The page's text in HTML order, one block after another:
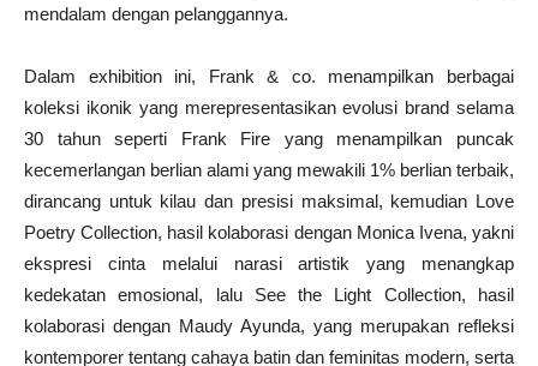
mendalam dengan pelanggannya.
Dalam exhibition ini, Frank & co. menampilkan berbagai
koleksi ikonik yang merepresentasikan evolusi brand selama
30 tahun seperti Frank Fire yang menampilkan puncak
kecemerlangan berlian alami yang mewakili 1% berlian terbaik,
dirancang untuk kilau dan presisi maksimal, kemudian Love
Poetry Collection, hasil kolaborasi dengan Monica Ivena, yakni
ekspresi cinta melalui narasi artistik yang menangkap
kedekatan emosional, lalu See the Light Collection, hasil
kolaborasi dengan Maudy Ayunda, yang merupakan refleksi
kontemporer tentang cahaya batin dan feminitas modern, serta